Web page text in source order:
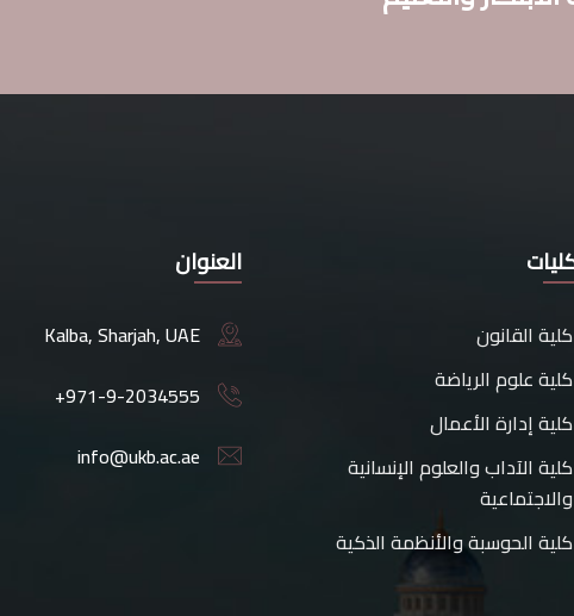
كلية القانون
كلية علوم الرياضة
كلية إدارة الأعمال
كلية الآداب والعلوم الإنسانية
والاجتماعية
كلية الحوسبة والأنظمة الذكية
العنوان
Kalba, Sharjah, UAE
+971-9-2034555
info@ukb.ac.ae